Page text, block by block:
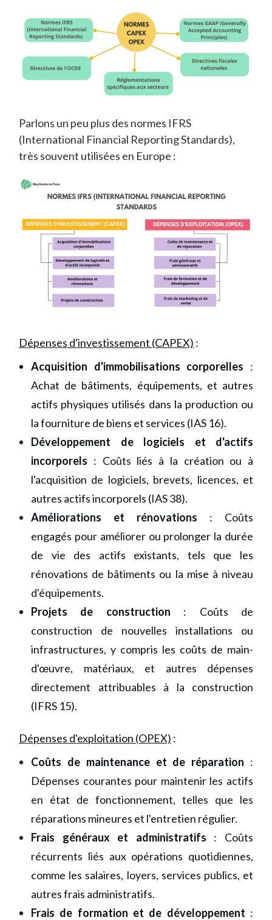
Parlons un peu plus des normes IFRS
(International Financial Reporting Standards),
très souvent utilisées en Europe :
Dépenses d'investissement (CAPEX) :
Acquisition d'immobilisations corporelles :
Achat de bâtiments, équipements, et autres
actifs physiques utilisés dans la production ou
la fourniture de biens et services (IAS 16).
Développement de logiciels et d'actifs
incorporels : Coûts liés à la création ou à
l'acquisition de logiciels, brevets, licences, et
autres actifs incorporels (IAS 38).
Améliorations et rénovations : Coûts
engagés pour améliorer ou prolonger la durée
de vie des actifs existants, tels que les
rénovations de bâtiments ou la mise à niveau
d'équipements.
Projets de construction : Coûts de
construction de nouvelles installations ou
infrastructures, y compris les coûts de main-
d'œuvre, matériaux, et autres dépenses
directement attribuables à la construction
(IFRS 15).
Dépenses d'exploitation (OPEX) :
Coûts de maintenance et de réparation :
Dépenses courantes pour maintenir les actifs
en état de fonctionnement, telles que les
réparations mineures et l'entretien régulier.
Frais généraux et administratifs : Coûts
récurrents liés aux opérations quotidiennes,
comme les salaires, loyers, services publics, et
autres frais administratifs.
Frais de formation et de développement :